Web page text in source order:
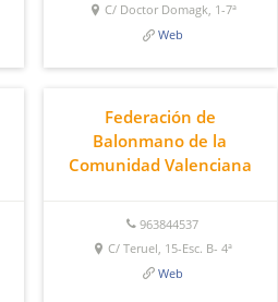
C/ Doctor Domagk, 1-7ª
Web
Federación de
Balonmano de la
Comunidad Valenciana
963844537
C/ Teruel, 15-Esc. B- 4ª
Web